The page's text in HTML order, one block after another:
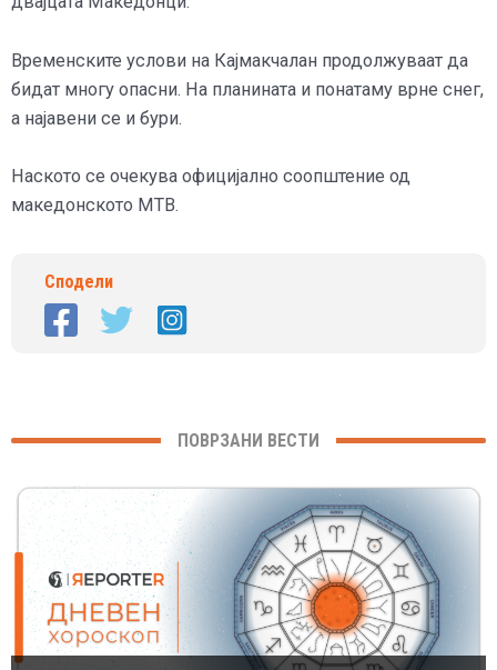
Временските услови на Кајмакчалан продолжуваат да
бидат многу опасни. На планината и понатаму врне снег,
а најавени се и бури.
Наското се очекува официјално соопштение од
македонското МТВ.
Сподели
ПОВРЗАНИ ВЕСТИ